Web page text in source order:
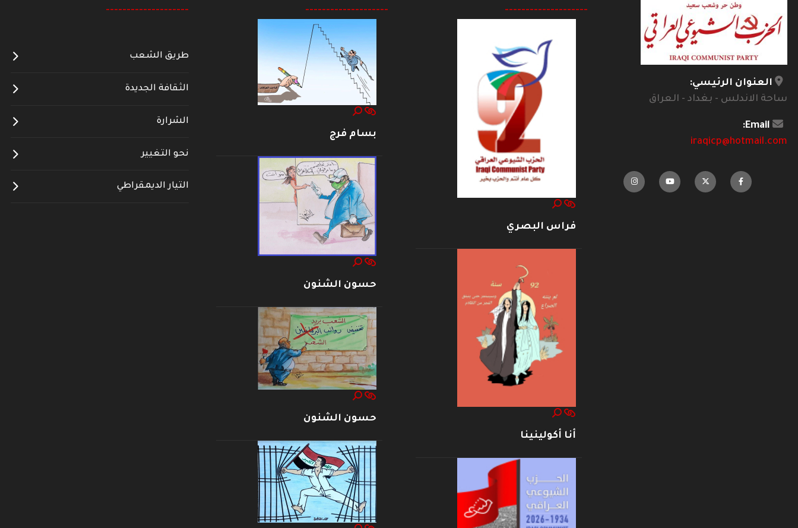
العنوان الرئيسي:
ساحة الاندلس - بغداد - العراق
Email:
iraqicp@hotmail.com
--------------------
فراس البصري
أنا أكولينينا
--------------------
بسام فرج
حسون الشنون
حسون الشنون
--------------------
طريق الشعب
الثقافة الجديدة
الشرارة
نحو التغيير
التيار الديمقراطي